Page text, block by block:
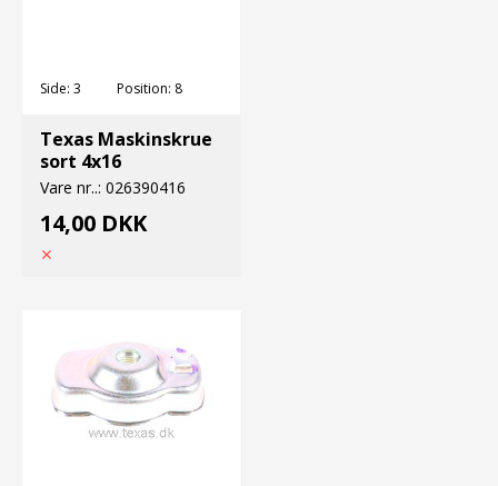
Side: 3 Position: 8
Texas Maskinskrue
sort 4x16
Vare nr..: 026390416
14,00 DKK